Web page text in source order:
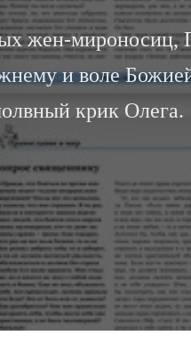
жен-мироносиц,
и воле
крик Олега.